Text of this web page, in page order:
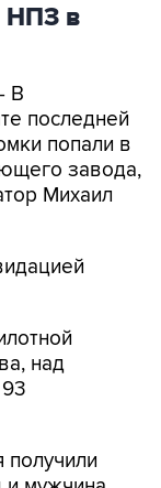
НПЗ в
В
последней
попали в
завода,
Михаил
над